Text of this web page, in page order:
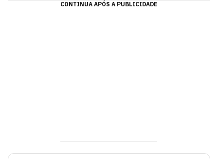
CONTINUA APÓS A PUBLICIDADE